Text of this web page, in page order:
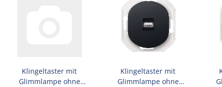
Klingeltaster mit
Glimmlampe ohne
Klingeltaster mit
Glimmlampe ohne